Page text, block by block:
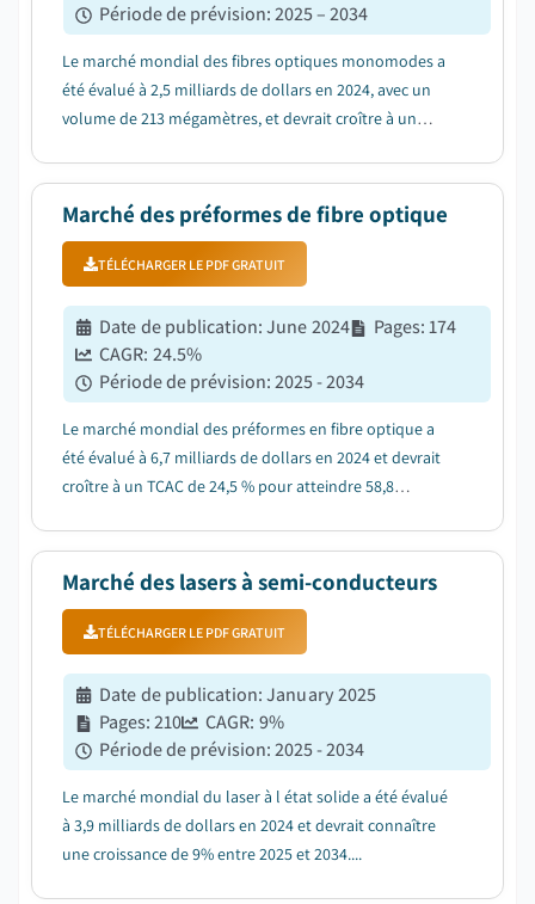
Période de prévision:2025 – 2034
Le marché mondial des fibres optiques monomodes a
été évalué à 2,5 milliards de dollars en 2024, avec un
volume de 213 mégamètres, et devrait croître à un
Marché des préformes de fibre optique
TÉLÉCHARGER LE PDF GRATUIT
Date de publication:June 2024 Pages:174
CAGR: 24.5%
Période de prévision:2025 - 2034
Le marché mondial des préformes en fibre optique a
été évalué à 6,7 milliards de dollars en 2024 et devrait
croître à un TCAC de 24,5 % pour atteindre 58,8
Marché des lasers à semi-conducteurs
TÉLÉCHARGER LE PDF GRATUIT
Date de publication:January 2025
Pages:210 CAGR: 9%
Période de prévision:2025 - 2034
Le marché mondial du laser à l état solide a été évalué
à 3,9 milliards de dollars en 2024 et devrait connaître
une croissance de 9% entre 2025 et 2034....